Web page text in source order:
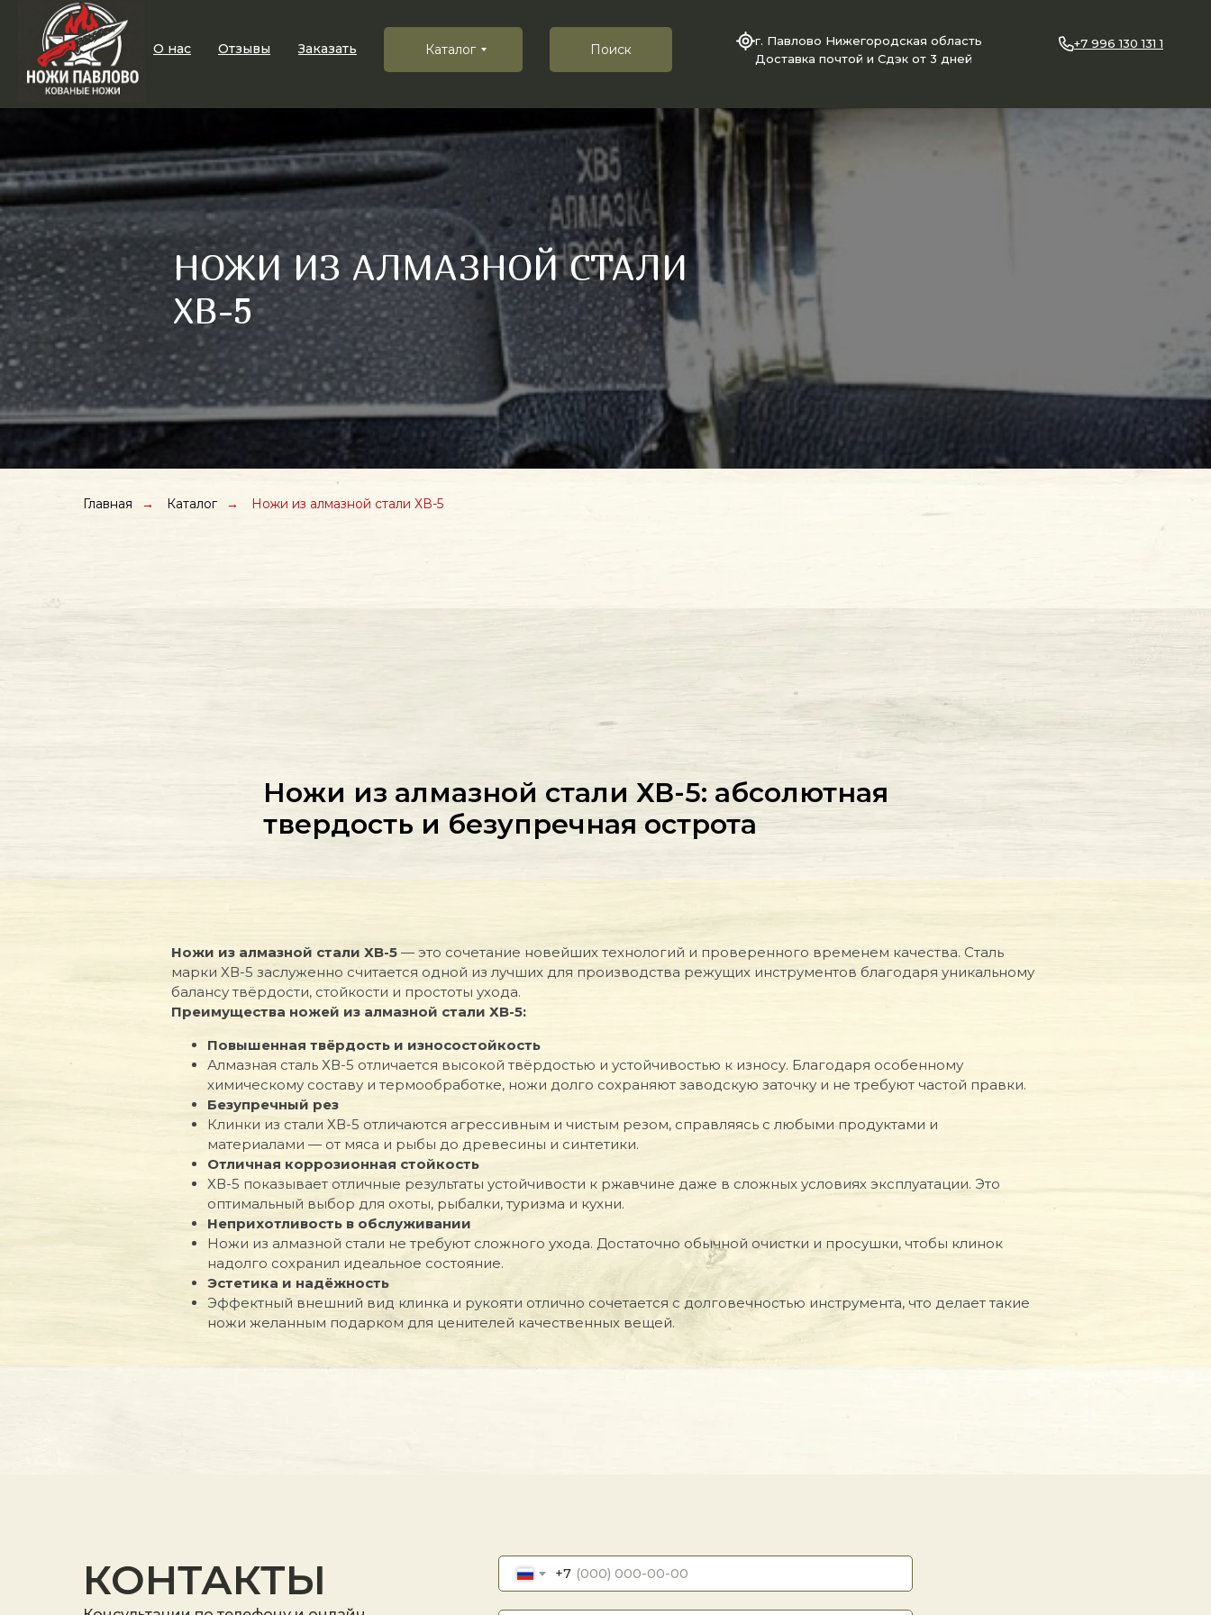
г. Павлово Нижегородская область
Доставка почтой и Сдэк от 3 дней
Поиск
Каталог
Заказать
Отзывы
О нас +7 996 130 131 1
НОЖИ ИЗ АЛМАЗНОЙ СТАЛИ
ХВ-5
Главная → Каталог → Ножи из алмазной стали ХВ-5
Ножи из алмазной стали ХВ-5: абсолютная
твердость и безупречная острота
Ножи из алмазной стали ХВ-5 — это сочетание новейших технологий и проверенного временем качества. Сталь
марки ХВ-5 заслуженно считается одной из лучших для производства режущих инструментов благодаря уникальному
балансу твёрдости, стойкости и простоты ухода.
Преимущества ножей из алмазной стали ХВ-5:
Повышенная твёрдость и износостойкость
Алмазная сталь ХВ-5 отличается высокой твёрдостью и устойчивостью к износу. Благодаря особенному
химическому составу и термообработке, ножи долго сохраняют заводскую заточку и не требуют частой правки.
Безупречный рез
Клинки из стали ХВ-5 отличаются агрессивным и чистым резом, справляясь с любыми продуктами и
материалами — от мяса и рыбы до древесины и синтетики.
Отличная коррозионная стойкость
ХВ-5 показывает отличные результаты устойчивости к ржавчине даже в сложных условиях эксплуатации. Это
оптимальный выбор для охоты, рыбалки, туризма и кухни.
Неприхотливость в обслуживании
Ножи из алмазной стали не требуют сложного ухода. Достаточно обычной очистки и просушки, чтобы клинок
надолго сохранил идеальное состояние.
Эстетика и надёжность
Эффектный внешний вид клинка и рукояти отлично сочетается с долговечностью инструмента, что делает такие
ножи желанным подарком для ценителей качественных вещей.
КОНТАКТЫ +7